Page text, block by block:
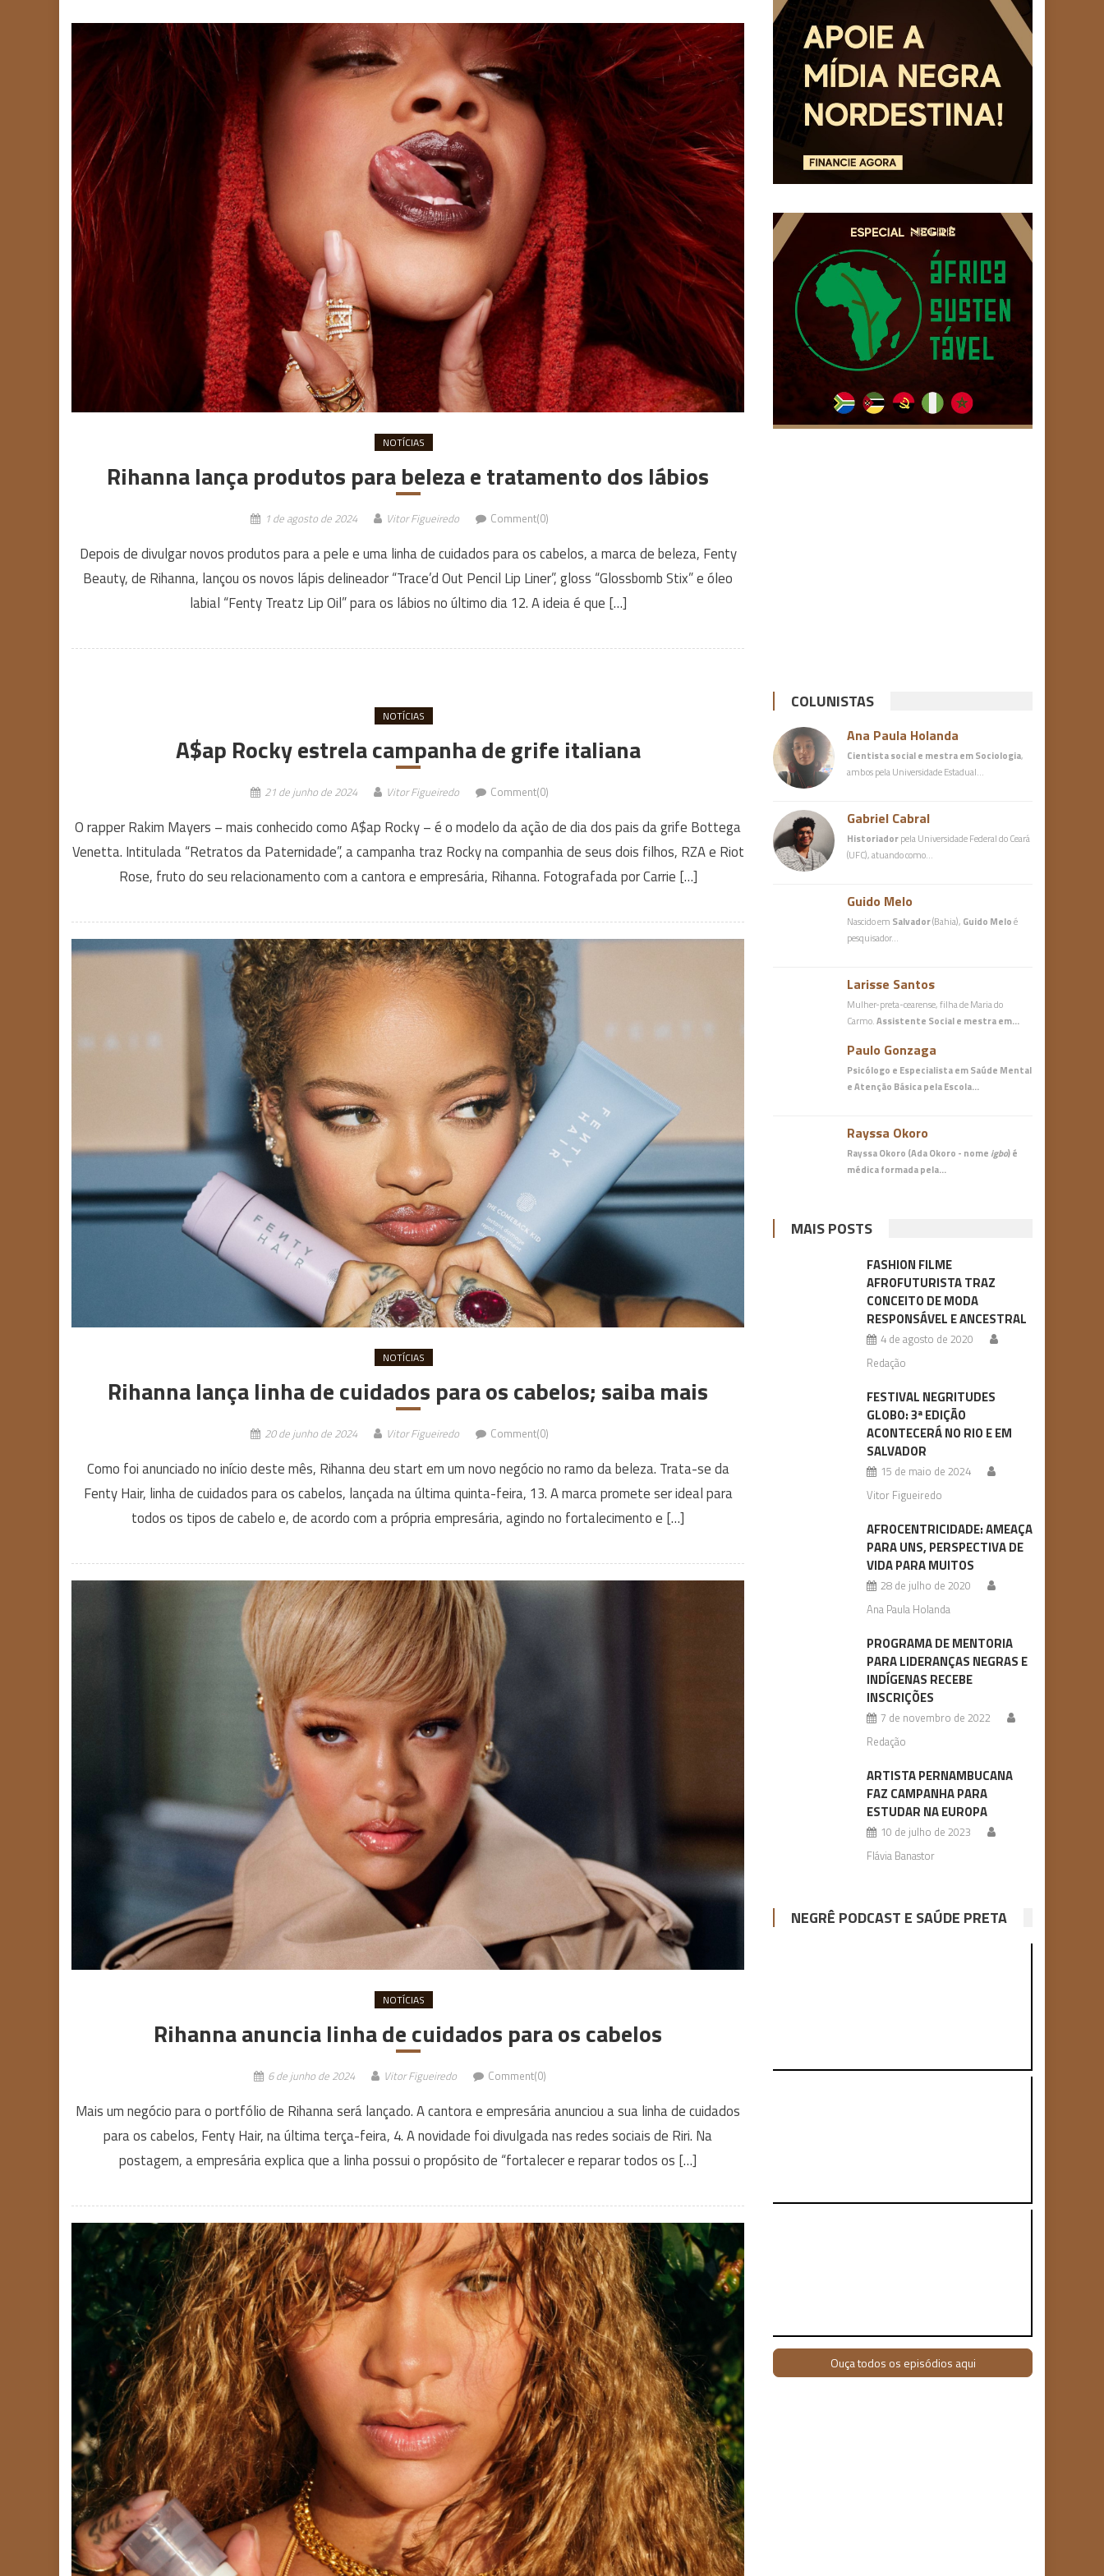
NOTÍCIAS
Rihanna lança produtos para beleza e tratamento dos lábios
1 de agosto de 2024 Vitor Figueiredo Comment(0)
Depois de divulgar novos produtos para a pele e uma linha de cuidados para os cabelos, a marca de beleza, Fenty
Beauty, de Rihanna, lançou os novos lápis delineador “Trace’d Out Pencil Lip Liner”, gloss “Glossbomb Stix” e óleo
labial “Fenty Treatz Lip Oil” para os lábios no último dia 12. A ideia é que […]
NOTÍCIAS
A$ap Rocky estrela campanha de grife italiana
21 de junho de 2024 Vitor Figueiredo Comment(0)
O rapper Rakim Mayers – mais conhecido como A$ap Rocky – é o modelo da ação de dia dos pais da grife Bottega
Venetta. Intitulada “Retratos da Paternidade”, a campanha traz Rocky na companhia de seus dois filhos, RZA e Riot
Rose, fruto do seu relacionamento com a cantora e empresária, Rihanna. Fotografada por Carrie […]
NOTÍCIAS
Rihanna lança linha de cuidados para os cabelos; saiba mais
20 de junho de 2024 Vitor Figueiredo Comment(0)
Como foi anunciado no início deste mês, Rihanna deu start em um novo negócio no ramo da beleza. Trata-se da
Fenty Hair, linha de cuidados para os cabelos, lançada na última quinta-feira, 13. A marca promete ser ideal para
todos os tipos de cabelo e, de acordo com a própria empresária, agindo no fortalecimento e […]
NOTÍCIAS
Rihanna anuncia linha de cuidados para os cabelos
6 de junho de 2024 Vitor Figueiredo Comment(0)
Mais um negócio para o portfólio de Rihanna será lançado. A cantora e empresária anunciou a sua linha de cuidados
para os cabelos, Fenty Hair, na última terça-feira, 4. A novidade foi divulgada nas redes sociais de Riri. Na
postagem, a empresária explica que a linha possui o propósito de “fortalecer e reparar todos os […]
COLUNISTAS
Ana Paula Holanda
Cientista social e mestra em Sociologia,
ambos pela Universidade Estadual…
Gabriel Cabral
Historiadorpela Universidade Federal do Ceará
(UFC), atuando como…
Guido Melo
Nascido em Salvador(Bahia), Guido Meloé
pesquisador…
Larisse Santos
Mulher-preta-cearense, filha de Maria do
Carmo.Assistente Social e mestra em…
Paulo Gonzaga
Psicólogo e Especialista em Saúde Mental
e Atenção Básicapela Escola…
Rayssa Okoro
Rayssa Okoro (Ada Okoro - nome igbo) é
médicaformada pela…
MAIS POSTS
FASHION FILME
AFROFUTURISTA TRAZ
CONCEITO DE MODA
RESPONSÁVEL E ANCESTRAL
4 de agosto de 2020
Redação
FESTIVAL NEGRITUDES
GLOBO: 3ª EDIÇÃO
ACONTECERÁ NO RIO E EM
SALVADOR
15 de maio de 2024
Vitor Figueiredo
AFROCENTRICIDADE: AMEAÇA
PARA UNS, PERSPECTIVA DE
VIDA PARA MUITOS
28 de julho de 2020
Ana Paula Holanda
PROGRAMA DE MENTORIA
PARA LIDERANÇAS NEGRAS E
INDÍGENAS RECEBE
INSCRIÇÕES
7 de novembro de 2022
Redação
ARTISTA PERNAMBUCANA
FAZ CAMPANHA PARA
ESTUDAR NA EUROPA
10 de julho de 2023
Flávia Banastor
NEGRÊ PODCAST E SAÚDE PRETA
Ouça todos os episódios aqui